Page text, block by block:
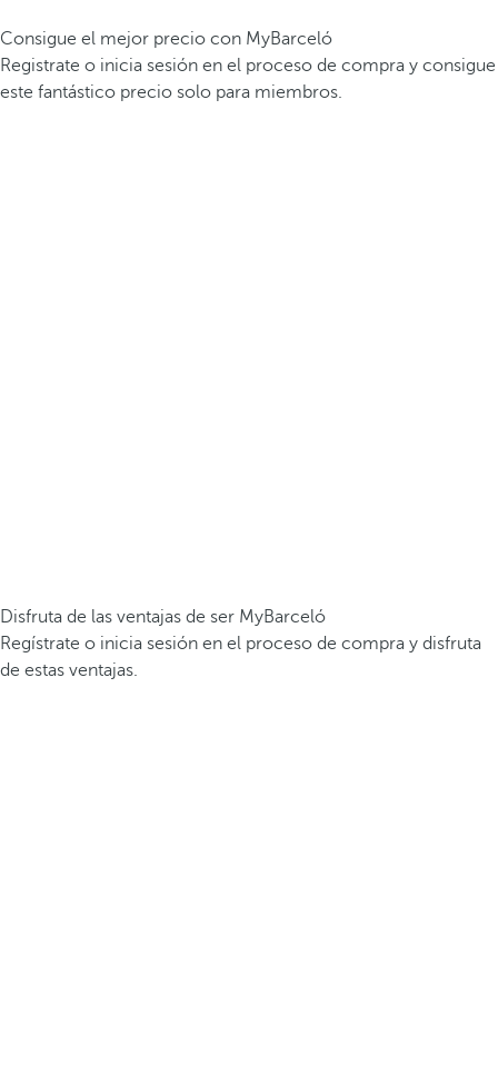
Consigue el mejor precio con MyBarceló
Registrate o inicia sesión en el proceso de compra y consigue
este fantástico precio solo para miembros.
Disfruta de las ventajas de ser MyBarceló
Regístrate o inicia sesión en el proceso de compra y disfruta
de estas ventajas.